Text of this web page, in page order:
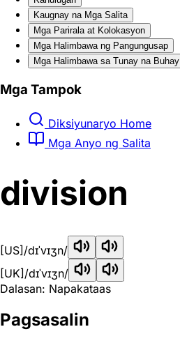
Kaugnay na Mga Salita
Mga Parirala at Kolokasyon
Mga Halimbawa ng Pangungusap
Mga Halimbawa sa Tunay na Buhay
Mga Tampok
Diksiyunaryo Home
Mga Anyo ng Salita
division
[US] /dɪˈvɪʒn/
[UK] /dɪˈvɪʒn/
Dalasan: Napakataas
Pagsasalin